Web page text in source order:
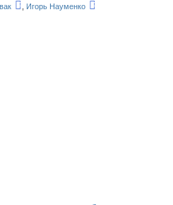
Игорь Науменко